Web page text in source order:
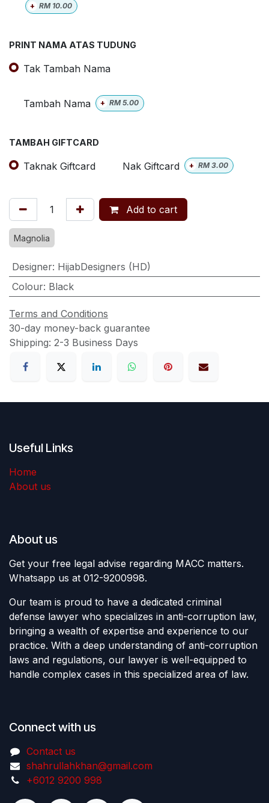
+ RM 10.00
PRINT NAMA ATAS TUDUNG
Tak Tambah Nama
Tambah Nama + RM5.00
TAMBAH GIFTCARD
Taknak Giftcard Nak Giftcard + RM3.00
Add to cart
Magnolia
Designer: HijabDesigners (HD)
Colour: Black
Terms and Conditions
30-day money-back guarantee
Shipping: 2-3 Business Days
Useful Links
Home
About us
About us
Get your free legal advise regarding MACC matters.
Whatsapp us at 012-9200998.
Our team is proud to have a dedicated criminal
defense lawyer who specializes in anti-corruption law,
bringing a wealth of expertise and experience to our
practice. With a deep understanding of anti-corruption
laws and regulations, our lawyer is well-equipped to
handle complex cases in this specialized area of law.
Connect with us
Contact us
shahrullahkhan@gmail.com
+6012 9200 998